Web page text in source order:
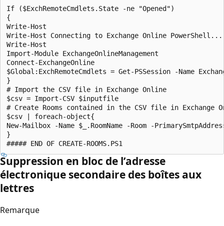
If ($ExchRemoteCmdlets.State -ne "Opened")
{
Write-Host
Write-Host Connecting to Exchange Online PowerShell...
Write-Host
Import-Module ExchangeOnlineManagement
Connect-ExchangeOnline
$Global:ExchRemoteCmdlets = Get-PSSession -Name
}
# Import the CSV file in Exchange Online
$csv = Import-CSV $inputfile
# Create Rooms contained in the CSV file in Exchange
$csv | foreach-object{
New-Mailbox -Name $_.RoomName -Room -
}
Suppression en bloc de l’adresse
électronique secondaire des boîtes aux
lettres
Remarque